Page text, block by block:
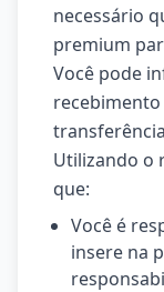
necessário
premium
Você pode
recebimento
Utilizando o
que:
Você é
insere na